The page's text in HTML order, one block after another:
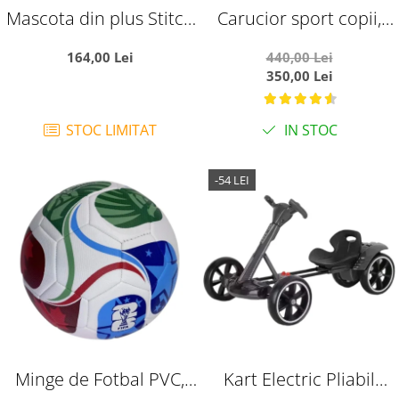
Mascota din plus Stitch
164,00 Lei
STOC LIMITAT
Carucior sport copii,
avion, cu sistem troller,
C8 negru
440,00 Lei
350,00 Lei
IN STOC
Minge de Fotbal PVC,
-54 LEI
Kart Electric Pliabil